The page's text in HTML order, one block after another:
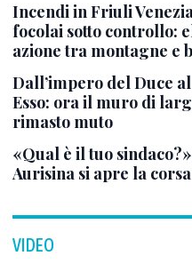
Incendi in Friuli
focolai sotto controllo:
azione tra montagne e
Dall’impero del Duce
Esso: ora il muro di
rimasto muto
«Qual è il tuo
Aurisina si apre la
VIDEO